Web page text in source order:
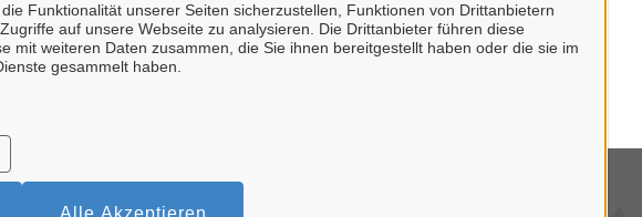
Funktionalität unserer Seiten sicherzustellen, Funktionen von Drittanbietern
auf unsere Webseite zu analysieren. Die Drittanbieter führen diese
mit weiteren Daten zusammen, die Sie ihnen bereitgestellt haben oder die sie im
gesammelt haben.
Alle Akzeptieren